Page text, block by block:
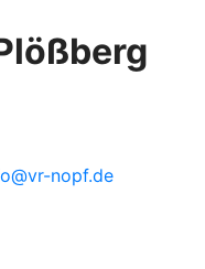
nopf.de